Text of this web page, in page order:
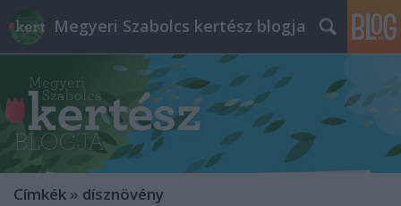
Megyeri Szabolcs kertész blogja
Címkék » dísznövény